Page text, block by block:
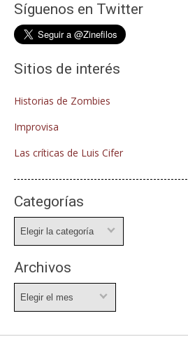
Síguenos en Twitter
Sitios de interés
Historias de Zombies
Improvisa
Las críticas de Luis Cifer
Categorías
Archivos